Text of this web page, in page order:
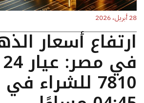
28 أبريل، 2026
ارتفاع أسعار
7810 للشراء